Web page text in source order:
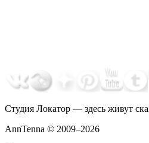
Студия Локатор — здесь живут
AnnTenna © 2009–2026